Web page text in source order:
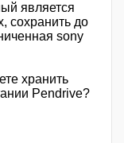
является
до
sony
хранить
Pendrive?